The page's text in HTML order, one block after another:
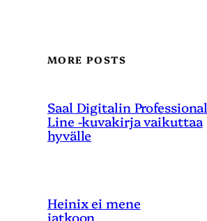
MORE POSTS
Saal Digitalin Professional
Line -kuvakirja vaikuttaa
hyvälle
Heinix ei mene
jatkoon